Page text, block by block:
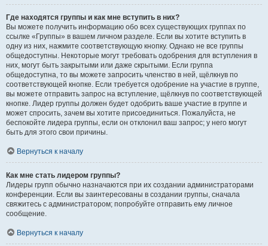
Где находятся группы и как мне вступить в них?
Вы можете получить информацию обо всех существующих группах по
ссылке «Группы» в вашем личном разделе. Если вы хотите вступить в
одну из них, нажмите соответствующую кнопку. Однако не все группы
общедоступны. Некоторые могут требовать одобрения для вступления в
них, могут быть закрытыми или даже скрытыми. Если группа
общедоступна, то вы можете запросить членство в ней, щёлкнув по
соответствующей кнопке. Если требуется одобрение на участие в группе,
вы можете отправить запрос на вступление, щёлкнув по соответствующей
кнопке. Лидер группы должен будет одобрить ваше участие в группе и
может спросить, зачем вы хотите присоединиться. Пожалуйста, не
беспокойте лидера группы, если он отклонил ваш запрос; у него могут
быть для этого свои причины.
Вернуться к началу
Как мне стать лидером группы?
Лидеры групп обычно назначаются при их создании администраторами
конференции. Если вы заинтересованы в создании группы, сначала
свяжитесь с администратором; попробуйте отправить ему личное
сообщение.
Вернуться к началу